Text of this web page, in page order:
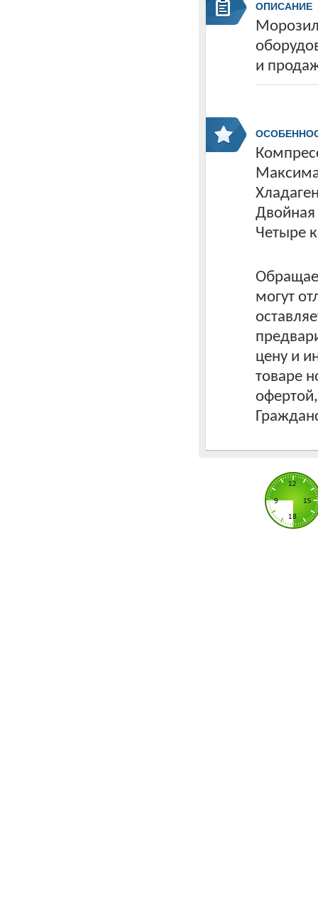
ОПИСАНИЕ
и
Четыре
могут
цену и
товаре